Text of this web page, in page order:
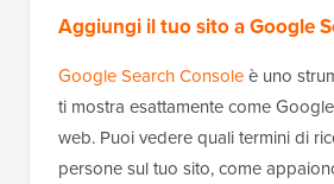
Aggiungi il tuo sito a Google
Google Search Consoleè uno
ti mostra esattamente come
web. Puoi vedere quali termini di
persone sul tuo sito, come